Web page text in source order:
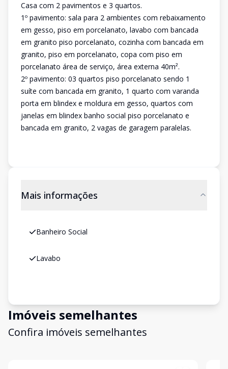
Casa com 2 pavimentos e 3 quartos.
1º pavimento: sala para 2 ambientes com rebaixamento
em gesso, piso em porcelanato, lavabo com bancada
em granito piso porcelanato, cozinha com bancada em
granito, piso em porcelanato, copa com piso em
porcelanato área de serviço, área externa 40m².
2º pavimento: 03 quartos piso porcelanato sendo 1
suíte com bancada em granito, 1 quarto com varanda
porta em blindex e moldura em gesso, quartos com
janelas em blindex banho social piso porcelanato e
bancada em granito, 2 vagas de garagem paralelas.
Mais informações
Banheiro Social
Lavabo
Imóveis semelhantes
Confira imóveis semelhantes